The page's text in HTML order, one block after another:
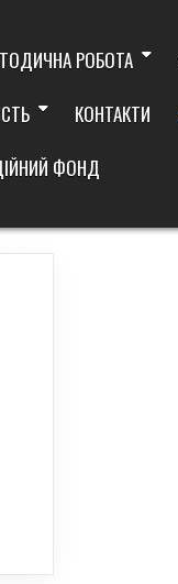
РОБОТА
КОНТАКТИ
ФОНД